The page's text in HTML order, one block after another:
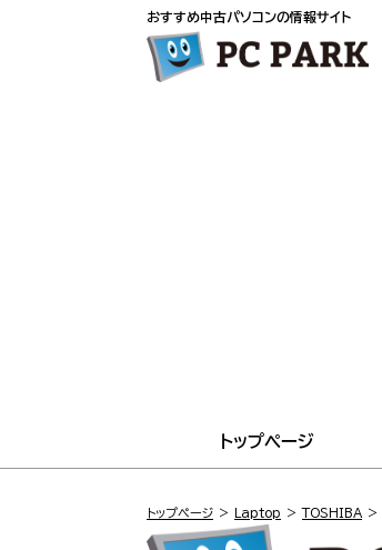
おすすめ中古パソコンの情報サイト
トップページ
トップページ Laptop TOSHIBA